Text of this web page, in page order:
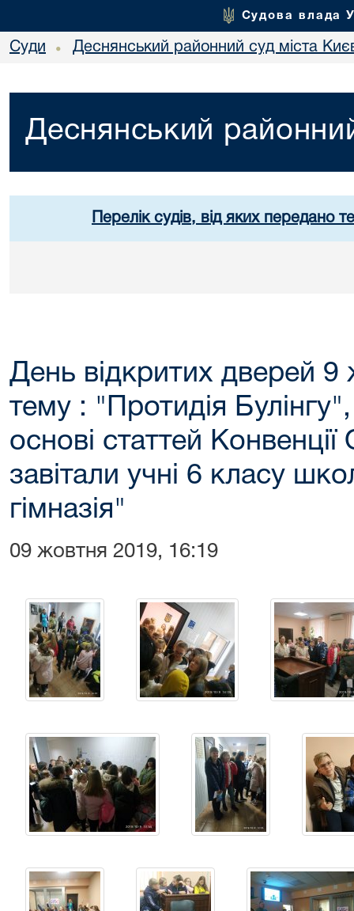
Судова влада
Суди • Деснянський районний суд міста
Деснянський
Перелік судів, від яких передано
День відкритих дверей 9
тему : "Протидія
основі статтей
завітали учні 6 класу
гімназія"
09 жовтня 2019, 16:19